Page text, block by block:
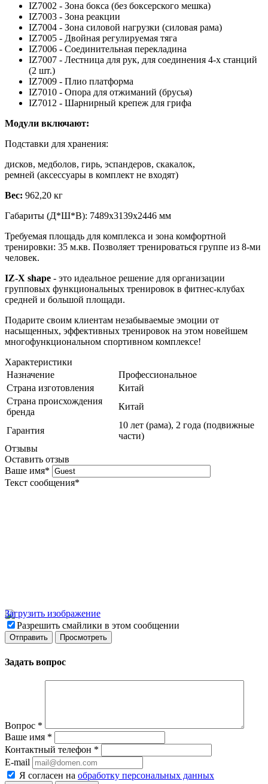
IZ7002 - Зона бокса (без боксерского мешка)
IZ7003 - Зона реакции
IZ7004 - Зона силовой нагрузки (силовая рама)
IZ7005 - Двойная регулируемая тяга
IZ7006 - Соединительная перекладина
IZ7007 - Лестница для рук, для соединения 4-х станций
(2 шт.)
IZ7009 - Плио платформа
IZ7010 - Опора для отжиманий (брусья)
IZ7012 - Шарнирный крепеж для грифа
Модули включают:
Подставки для хранения:
дисков, медболов, гирь, эспандеров, скакалок,
ремней (аксессуары в комплект не входят)
Вес: 962,20 кг
Габариты (Д*Ш*В): 7489х3139х2446 мм
Требуемая площадь для комплекса и зона комфортной
тренировки: 35 м.кв. Позволяет тренироваться группе из 8-ми
человек.
IZ-X shape - это идеальное решение для организации
групповых функциональных тренировок в фитнес-клубах
средней и большой площади.
Подарите своим клиентам незабываемые эмоции от
насыщенных, эффективных тренировок на этом новейшем
многофункциональном спортивном комплексе!
Характеристики
Назначение
Профессиональное
Страна изготовления
Китай
Страна происхождения
бренда
Китай
Гарантия
10 лет (рама), 2 года (подвижные
части)
Отзывы
Оставить отзыв
Ваше имя*
Текст сообщения*
Загрузить изображение
Разрешить смайлики в этом сообщении
Задать вопрос
Вопрос *
Ваше имя *
Контактный телефон *
E-mail
Я согласен на обработку персональных данных